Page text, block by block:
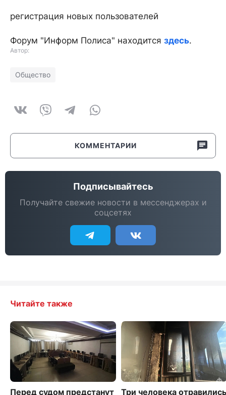
регистрация новых пользователей
Форум "Информ Полиса" находится здесь.
Автор:
Общество
КОММЕНТАРИИ
Подписывайтесь
Получайте свежие новости в мессенджерах и
соцсетях
Читайте также
Перед судом предстанут Три человека отравились